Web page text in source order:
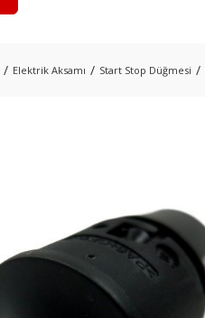
Elektrik Aksamı Start Stop Düğmesi